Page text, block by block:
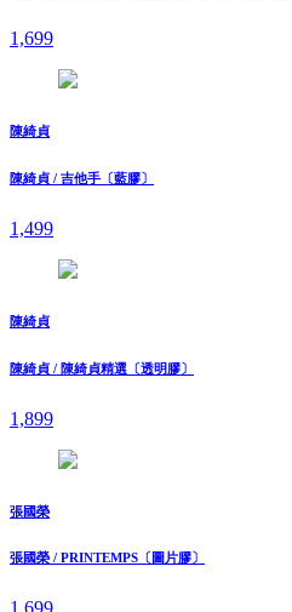
1,699
陳綺貞
陳綺貞 / 吉他手〔藍膠〕
1,499
陳綺貞
陳綺貞 / 陳綺貞精選〔透明膠〕
1,899
張國榮
張國榮 / PRINTEMPS〔圖片膠〕